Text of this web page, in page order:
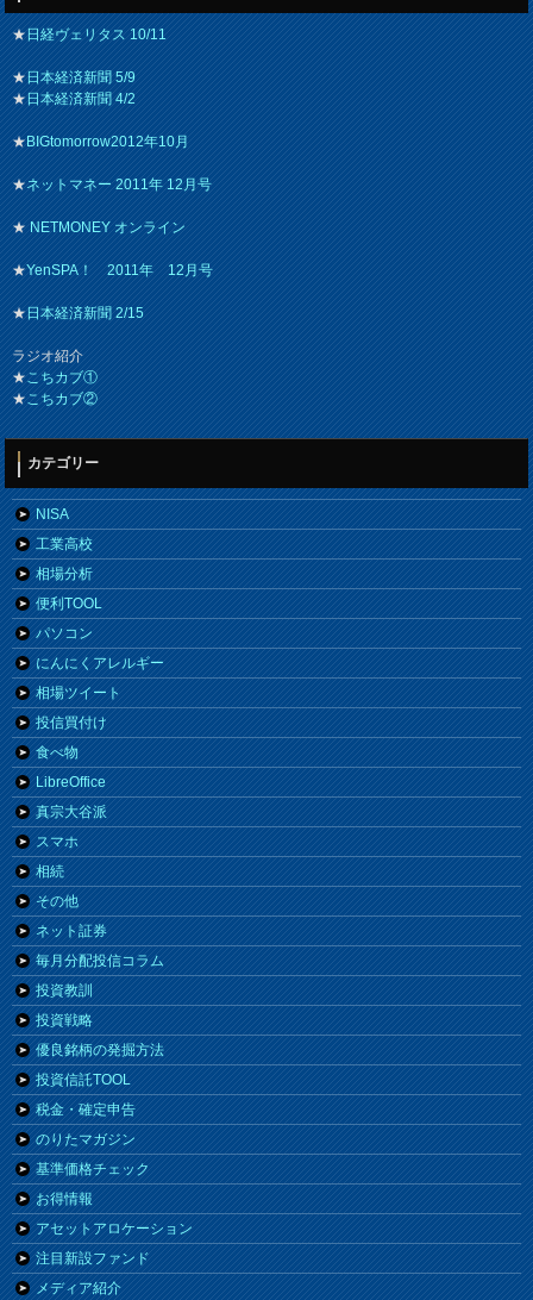
★日経ヴェリタス 10/11
★日本経済新聞 5/9
★日本経済新聞 4/2
★BIGtomorrow2012年10月
★ネットマネー 2011年 12月号
★NETMONEY オンライン
★YenSPA！ 2011年 12月号
★日本経済新聞 2/15
ラジオ紹介
★こちカブ①
★こちカブ②
カテゴリー
NISA
工業高校
相場分析
便利TOOL
パソコン
にんにくアレルギー
相場ツイート
投信買付け
食べ物
LibreOffice
真宗大谷派
スマホ
相続
その他
ネット証券
毎月分配投信コラム
投資教訓
投資戦略
優良銘柄の発掘方法
投資信託TOOL
税金・確定申告
のりたマガジン
基準価格チェック
お得情報
アセットアロケーション
注目新設ファンド
メディア紹介